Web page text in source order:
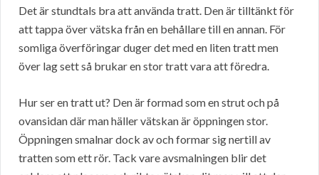
Det är stundtals bra att använda tratt. Den är tilltänkt för
att tappa över vätska från en behållare till en annan. För
somliga överföringar duger det med en liten tratt men
över lag sett så brukar en stor tratt vara att föredra.
Hur ser en tratt ut? Den är formad som en strut och på
ovansidan där man häller vätskan är öppningen stor.
Öppningen smalnar dock av och formar sig nertill av
tratten som ett rör. Tack vare avsmalningen blir det